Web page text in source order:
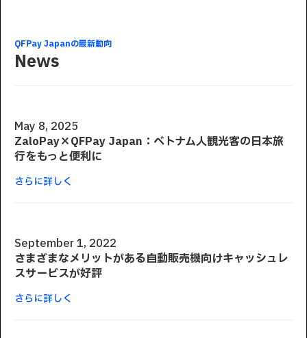
QFPay Japanの最新動向
News
May 8, 2025
ZaloPay×QFPay Japan：ベトナム人観光客の日本旅
行をもっと便利に
さらに詳しく
September 1, 2022
さまざまなメリットがある自動販売機向けキャッシュレ
スサービスが好評
さらに詳しく